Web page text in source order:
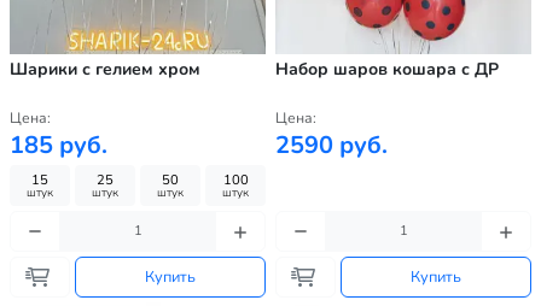
Шарики с гелием хром
Цена:
185 руб.
15
штук
25
штук
50
штук
100
штук
Купить
Набор шаров кошара с ДР
Цена:
2590 руб.
Купить